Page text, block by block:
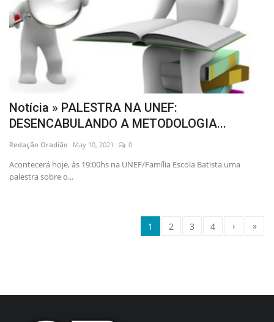
Notícia » PALESTRA NA UNEF:
DESENCABULANDO A METODOLOGIA...
Redação Oradião May 10, 2021 0
Acontecerá hoje, às 19:00hs na UNEF/Família Escola Batista uma
palestra sobre o...
1 2 3 4 › »